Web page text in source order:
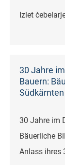
Izlet
30 Jahre
Bauern:
Südkärnten
30 Jahre im
Bäuerliche
Anlass ihres